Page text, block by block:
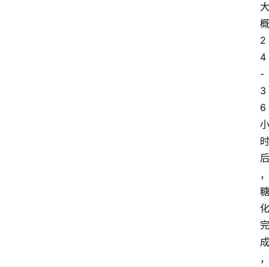
大
概
2
4
-
3
6
小
时
后
，
糖
化
完
成
，